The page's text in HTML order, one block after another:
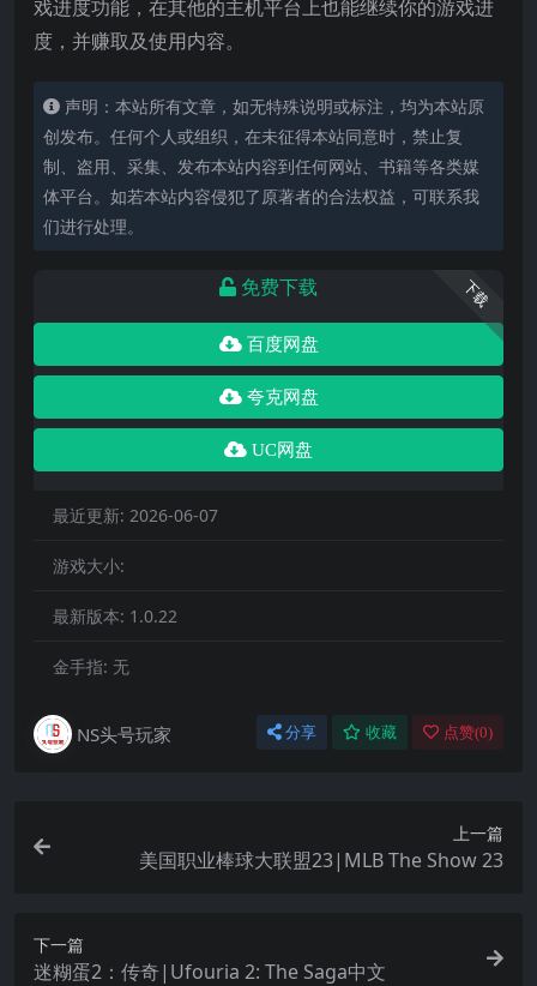
戏进度功能，在其他的主机平台上也能继续你的游戏进
度，并赚取及使用内容。
声明：本站所有文章，如无特殊说明或标注，均为本站原
创发布。任何个人或组织，在未征得本站同意时，禁止复
制、盗用、采集、发布本站内容到任何网站、书籍等各类媒
体平台。如若本站内容侵犯了原著者的合法权益，可联系我
们进行处理。
下载
免费下载
百度网盘
夸克网盘
UC网盘
最近更新: 2026-06-07
游戏大小:
最新版本: 1.0.22
金手指: 无
NS头号玩家 分享 收藏 点赞(0)
上一篇
美国职业棒球大联盟23|MLB The Show 23
下一篇
迷糊蛋2：传奇|Ufouria 2: The Saga中文